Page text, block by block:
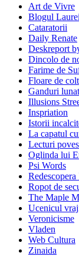
Art de Vivre
Blogul Laurei
Cataratorii
Daily Renate
Deskreport
Dincolo de
Farime de
Floare de colt
Ganduri
Illusions
Inspriation
Istorii
La capatul
Lecturi
Oglinda lui
Psi Words
Redescopera
Ropot de
The Maple
Ucenicul
Veronicisme
Vladen
Web Cultura
Zinaida